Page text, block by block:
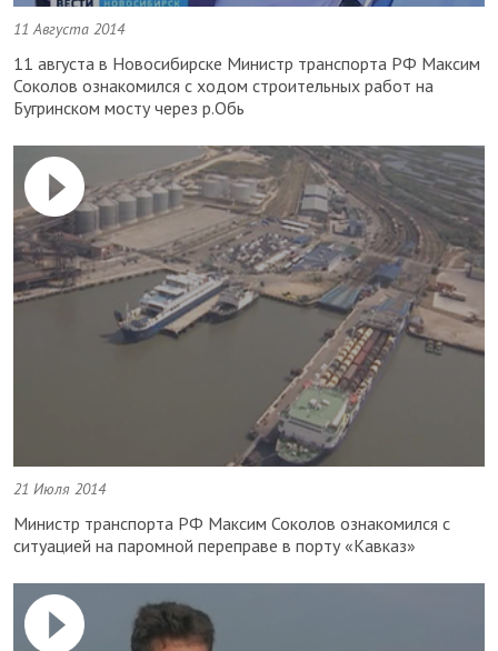
11 Августа 2014
11 августа в Новосибирске Министр транспорта РФ Максим
Соколов ознакомился с ходом строительных работ на
Бугринском мосту через р.Обь
21 Июля 2014
Министр транспорта РФ Максим Соколов ознакомился с
ситуацией на паромной переправе в порту «Кавказ»